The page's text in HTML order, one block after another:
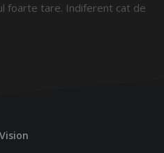
foarte tare. Indiferent cat de